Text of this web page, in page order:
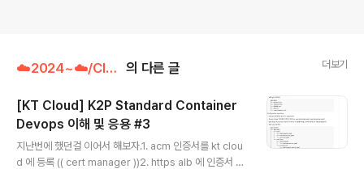
☁️2024~☁️/Cloud 의 다른 글 더보기
[KT Cloud] K2P Standard Container
Devops 이해 및 응용 #3
지난번에 했던걸 이어서 해보자.1. acm 인증서를 kt clou
d 에 등록 (( cert manager ))2. https alb 에 인증서 등